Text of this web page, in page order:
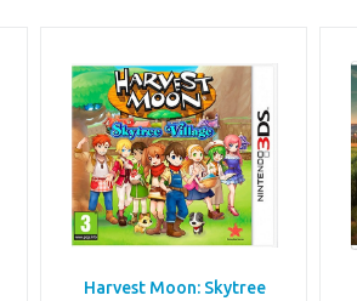
Harvest Moon: Skytree